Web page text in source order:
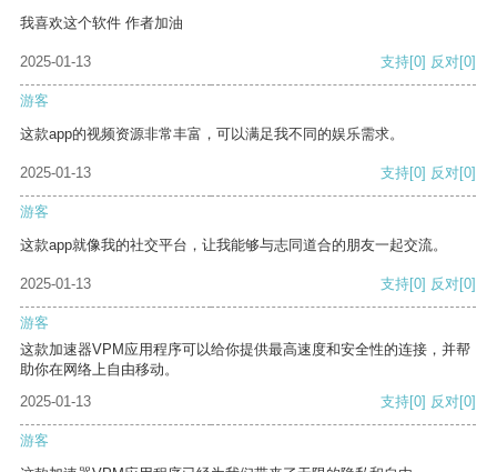
我喜欢这个软件 作者加油
2025-01-13 支持[0] 反对[0]
游客
这款app的视频资源非常丰富，可以满足我不同的娱乐需求。
2025-01-13 支持[0] 反对[0]
游客
这款app就像我的社交平台，让我能够与志同道合的朋友一起交流。
2025-01-13 支持[0] 反对[0]
游客
这款加速器VPM应用程序可以给你提供最高速度和安全性的连接，并帮
助你在网络上自由移动。
2025-01-13
支持[0] 反对[0]
游客